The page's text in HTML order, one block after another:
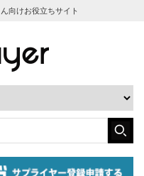
向けお役立ちサイト